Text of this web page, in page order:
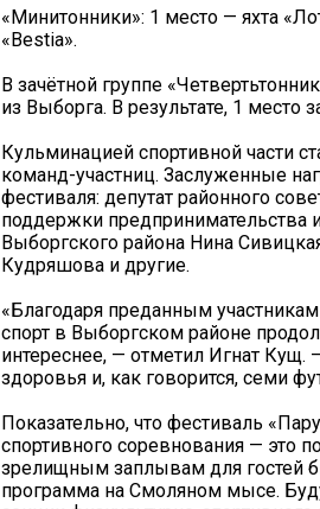
«Минитонники»: 1 место — яхта
«Bestia».
В зачётной группе
из Выборга. В результате, 1 место
Кульминацией спортивной части
команд-участниц. Заслуженные
фестиваля: депутат районного
поддержки предпринимательства
Выборгского района Нина
Кудряшова и другие.
«Благодаря преданным
спорт в Выборгском районе
интереснее, — отметил Игнат Кущ.
здоровья и, как говорится, семи
Показательно, что фестиваль
спортивного соревнования — это
зрелищным заплывам для гостей
программа на Смоляном мысе.